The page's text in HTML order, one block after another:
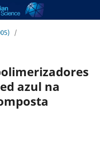
/
azul na